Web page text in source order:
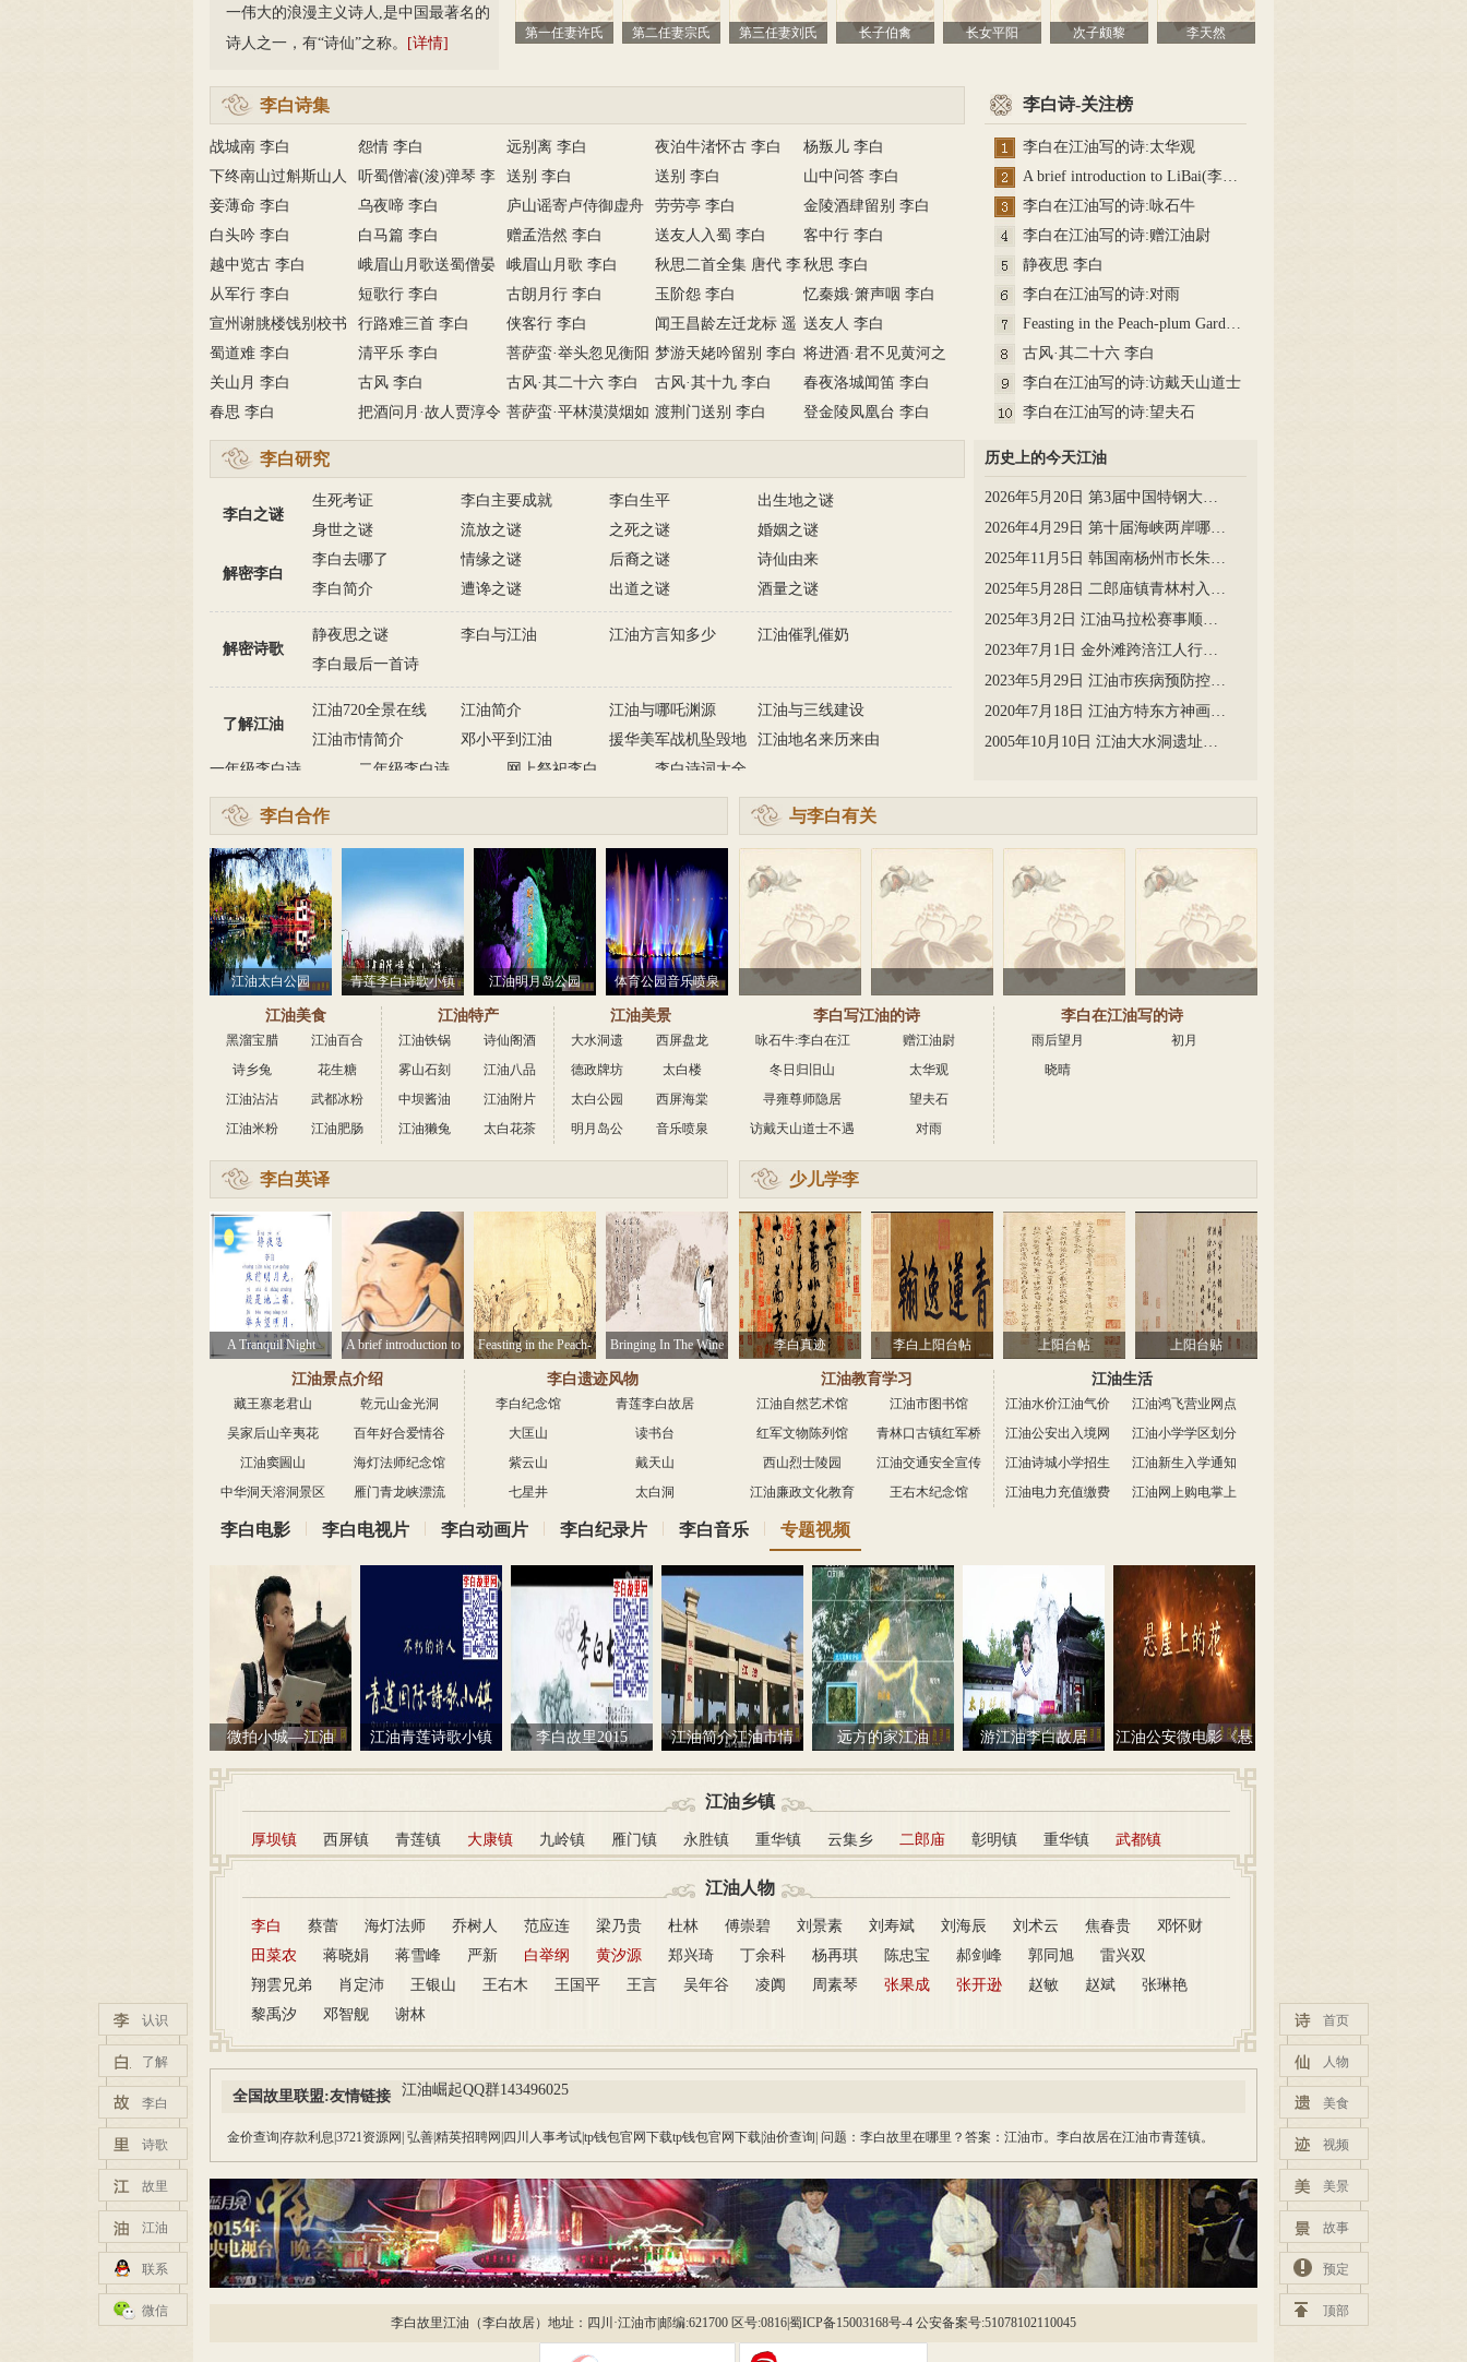
认识
了解
李白
诗歌
故里
江油
联系
微信
首页
人物
美食
视频
美景
故事
预定
顶部
一伟大的浪漫主义诗人,是中国最著名的
诗人之一，有“诗仙”之称。
[详情]
第一任妻许氏 第二任妻宗氏 第三任妻刘氏 长子伯禽 长女平阳 次子颇黎 李天然
李白诗集
战城南 李白 怨情 李白 远别离 李白 夜泊牛渚怀古 李白
杨叛儿 李白
下终南山过斛斯山人
宿置酒…
听蜀僧濬(浚)弹琴 李
白
送别 李白 送别 李白
山中问答 李白
妾薄命 李白
乌夜啼 李白
庐山谣寄卢侍御虚舟
李白…
劳劳亭 李白
金陵酒肆留别 李白
白头吟 李白
白马篇 李白 赠孟浩然 李白 送友人入蜀 李白
客中行 李白
越中览古 李白
峨眉山月歌送蜀僧晏
入中京…
峨眉山月歌 李白
秋思二首全集 唐代 李
白
秋思 李白
从军行 李白
短歌行 李白 古朗月行 李白 玉阶怨 李白
忆秦娥·箫声咽 李白
宣州谢朓楼饯别校书
叔云 …
行路难三首 李白 侠客行 李白
闻王昌龄左迁龙标 遥
有此…
送友人 李白
蜀道难 李白
清平乐 李白
菩萨蛮·举头忽见衡阳
雁 李…
梦游天姥吟留别 李白 将进酒·君不见黄河之
水天…
关山月 李白 古风 李白 古风·其二十六 李白 古风·其十九 李白
春夜洛城闻笛 李白
春思 李白
把酒问月·故人贾淳令
予问…
菩萨蛮·平林漠漠烟如
织 李…
渡荆门送别 李白 登金陵凤凰台 李白
李白诗-关注榜
李白在江油写的诗:太华观
A brief introduction to LiBai(李…
李白在江油写的诗:咏石牛
李白在江油写的诗:赠江油尉
静夜思 李白
李白在江油写的诗:对雨
Feasting in the Peach-plum Gard…
古风·其二十六 李白
李白在江油写的诗:访戴天山道士
不…
李白在江油写的诗:望夫石
李白研究
李白之谜
生死考证 李白主要成就 李白生平
出生地之谜
身世之谜
流放之谜 之死之谜 婚姻之谜
解密李白
李白去哪了 情缘之谜 后裔之谜
诗仙由来
李白简介
遭谗之谜 出道之谜 酒量之谜
解密诗歌
静夜思之谜 李白与江油 江油方言知多少
江油催乳催奶
李白最后一首诗
了解江油
江油720全景在线 江油简介 江油与哪吒渊源
江油与三线建设
江油市情简介
邓小平到江油 援华美军战机坠毁地
江油地名来历来由
一年级李白诗
二年级李白诗 网上祭祀李白 李白诗词大全
历史上的今天江油
2026年5月20日 第3届中国特钢大…
2026年4月29日 第十届海峡两岸哪…
2025年11月5日 韩国南杨州市长朱…
2025年5月28日 二郎庙镇青林村入…
2025年3月2日 江油马拉松赛事顺…
2023年7月1日 金外滩跨涪江人行…
2023年5月29日 江油市疾病预防控…
2020年7月18日 江油方特东方神画…
2005年10月10日 江油大水洞遗址…
李白合作
诗
江油太白公园 青莲李白诗歌小镇 江油明月岛公园 体育公园音乐喷泉
江油美食
黑溜宝腊
肉
江油百合
花
诗乡兔
花生糖
江油沾沾
武都冰粉
江油米粉
江油肥肠
江油特产
江油铁锅
诗仙阁酒
雾山石刻
江油八品
中坝酱油
江油附片
江油獭兔
太白花茶
江油美景
大水洞遗
址
西屏盘龙
岛
德政牌坊
太白楼
太白公园
西屏海棠
小镇
明月岛公
园
音乐喷泉
广场
与李白有关
的诗
李白写江油的诗
咏石牛:李白在江
油写的诗
赠江油尉
冬日归旧山
太华观
寻雍尊师隐居
望夫石
访戴天山道士不遇
对雨
李白在江油写的诗
雨后望月
初月
晓晴
李白英译
诗
A Tranquil Night
A brief introduction to
Feasting in the Peach-
plum Garden in Spring
Night
Bringing In The Wine
江油景点介绍
藏王寨老君山
乾元山金光洞
吴家后山辛夷花
百年好合爱情谷
江油窦圌山
海灯法师纪念馆
中华洞天溶洞景区
雁门青龙峡漂流
李白遗迹风物
李白纪念馆
青莲李白故居
大匡山
读书台
紫云山
戴天山
七星井
太白洞
少儿学李
白
李白真迹 李白上阳台帖 上阳台帖 上阳台贴
江油教育学习
江油自然艺术馆
江油市图书馆
红军文物陈列馆
青林口古镇红军桥
西山烈士陵园
江油交通安全宣传
教育基地
江油廉政文化教育
基地
王右木纪念馆
江油生活
江油水价江油气价
江油鸿飞营业网点
江油公安出入境网
上预约
江油小学学区划分
分布图
江油诗城小学招生
江油新生入学通知
江油电力充值缴费
江油网上购电掌上
李白电影 李白电视片 李白动画片 李白纪录片 李白音乐 专题视频
微拍小城—江油 江油青莲诗歌小镇 李白故里2015 江油简介江油市情 远方的家江油 游江油李白故居
江油公安微电影《悬
崖上的花》
江油乡镇
厚坝镇 西屏镇 青莲镇 大康镇 九岭镇 雁门镇 永胜镇 重华镇 云集乡 二郎庙 彰明镇 重华镇 武都镇
江油人物
李白 蔡蕾 海灯法师 乔树人 范应连 梁乃贵 杜林 傅崇碧 刘景素 刘寿斌 刘海辰 刘术云 焦春贵
邓怀财
田菜农
蒋晓娟 蒋雪峰 严新 白举纲 黄汐源 郑兴琦 丁余科 杨再琪 陈忠宝 郝剑峰 郭同旭
雷兴双
翔雲兄弟
肖定沛 王银山 王右木 王国平 王言 吴年谷 凌阗 周素琴 张果成 张开逊 赵敏 赵斌
张琳艳
黎禹汐
邓智舰 谢林
全国故里联盟:友情链接 江油崛起QQ群143496025
金价查询 存款利息 3721资源网 弘善精英招聘网 四川人事考试tp钱包官网下载tp钱包官网下载油价查询 | 问题：李白故里在哪里？答案：江油市。李白故居在江油市青莲镇。
李白故里江油（李白故居）地址：四川·江油市|邮编:621700 区号:0816|蜀ICP备15003168号-4 公安备案号:51078102110045